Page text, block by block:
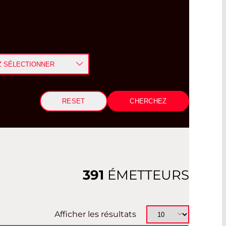
SÉLECTIONNER
RESET
391 ÉMETTEURS
Afficher les résultats